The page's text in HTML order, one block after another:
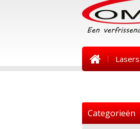
Lasers
Categorieën